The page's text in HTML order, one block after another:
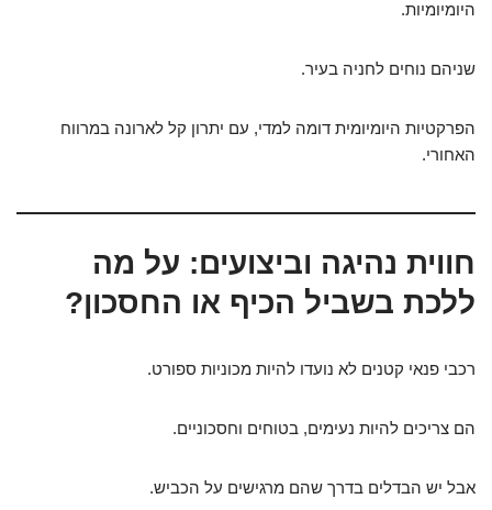
היומיומיות.
שניהם נוחים לחניה בעיר.
הפרקטיות היומיומית דומה למדי, עם יתרון קל לארונה במרווח
האחורי.
חווית נהיגה וביצועים: על מה
ללכת בשביל הכיף או החסכון?
רכבי פנאי קטנים לא נועדו להיות מכוניות ספורט.
הם צריכים להיות נעימים, בטוחים וחסכוניים.
אבל יש הבדלים בדרך שהם מרגישים על הכביש.